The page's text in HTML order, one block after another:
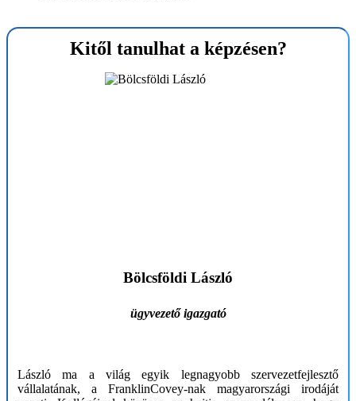
Kitől tanulhat a képzésen?
Bölcsföldi László
ügyvezetőigazgató
László ma a világ egyik legnagyobb szervezetfejlesztő
vállalatának, a FranklinCovey-nak magyarországi irodáját